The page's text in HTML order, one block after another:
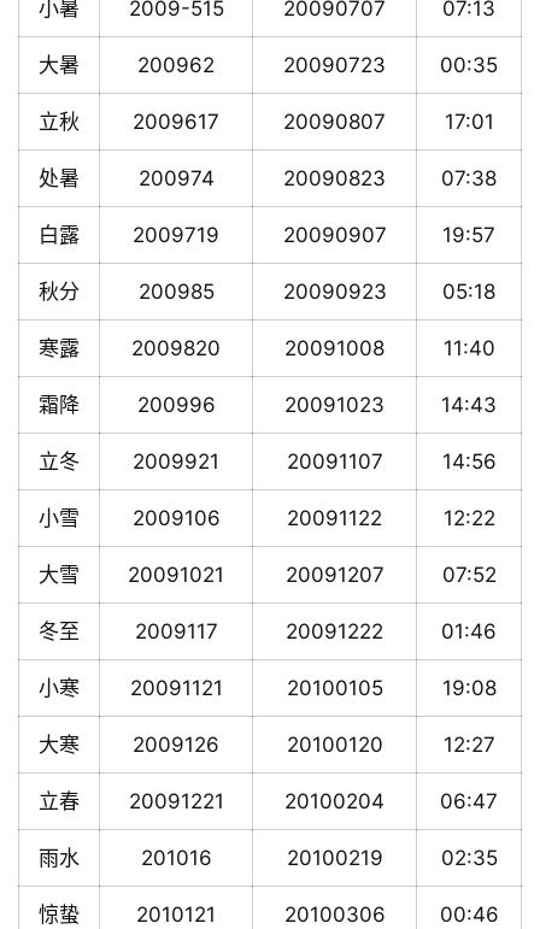
小暑 2009-515 20090707 07:13
大暑 200962 20090723 00:35
立秋 2009617 20090807 17:01
处暑 200974 20090823 07:38
白露 2009719 20090907 19:57
秋分 200985 20090923 05:18
寒露 2009820 20091008 11:40
霜降 200996 20091023 14:43
立冬 2009921 20091107 14:56
小雪 2009106 20091122 12:22
大雪 20091021 20091207 07:52
冬至 2009117 20091222 01:46
小寒 20091121 20100105 19:08
大寒 2009126 20100120 12:27
立春 20091221 20100204 06:47
雨水 201016 20100219 02:35
惊蛰 2010121 20100306 00:46